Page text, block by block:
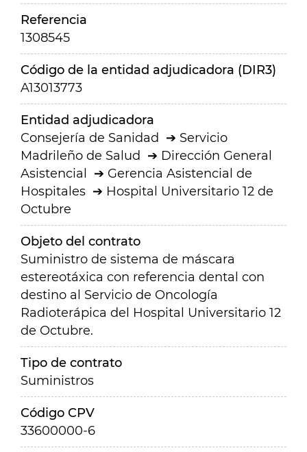
Referencia
1308545
Código de la entidad adjudicadora (DIR3)
A13013773
Entidad adjudicadora
Consejería de Sanidad
Servicio
Madrileño de Salud
Dirección General
Asistencial
Gerencia Asistencial de
Hospitales
Hospital Universitario 12 de
Octubre
Objeto del contrato
Suministro de sistema de máscara
estereotáxica con referencia dental con
destino al Servicio de Oncología
Radioterápica del Hospital Universitario 12
de Octubre.
Tipo de contrato
Suministros
Código CPV
33600000-6